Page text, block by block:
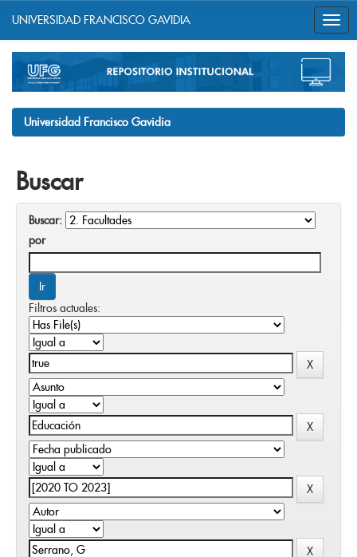
navigation
UNIVERSIDAD FRANCISCO GAVIDIA
Universidad Francisco Gavidia
Buscar
Buscar:
por
Filtros actuales: